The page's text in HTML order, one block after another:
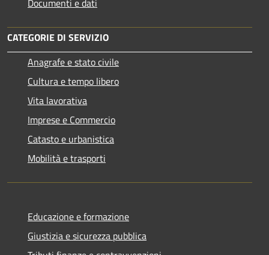
Documenti e dati
CATEGORIE DI SERVIZIO
Anagrafe e stato civile
Cultura e tempo libero
Vita lavorativa
Imprese e Commercio
Catasto e urbanistica
Mobilità e trasporti
Educazione e formazione
Giustizia e sicurezza pubblica